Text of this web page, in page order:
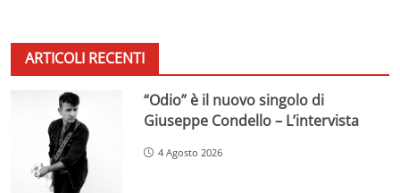
ARTICOLI RECENTI
“Odio” è il nuovo singolo di
Giuseppe Condello – L’intervista
4 Agosto 2026